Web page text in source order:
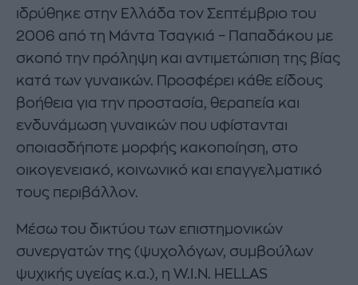
ιδρύθηκε στην Ελλάδα τον Σεπτέμβριο του
2006 από τη Μάντα Τσαγκιά – Παπαδάκου με
σκοπό την πρόληψη και αντιμετώπιση της βίας
κατά των γυναικών. Προσφέρει κάθε είδους
βοήθεια για την προστασία, θεραπεία και
ενδυνάμωση γυναικών που υφίστανται
οποιασδήποτε μορφής κακοποίηση, στο
οικογενειακό, κοινωνικό και επαγγελματικό
τους περιβάλλον.
Μέσω του δικτύου των επιστημονικών
συνεργατών της (ψυχολόγων, συμβούλων
ψυχικής υγείας κ.α.), η W.I.N. HELLAS